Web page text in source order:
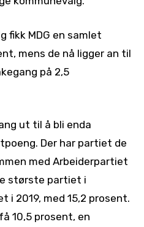
fikk MDG en samlet
mens de nå ligger an til
på 2,5
ut til å bli enda
Der har partiet de
med Arbeiderpartiet
største partiet i
i 2019, med 15,2 prosent.
10,5 prosent, en